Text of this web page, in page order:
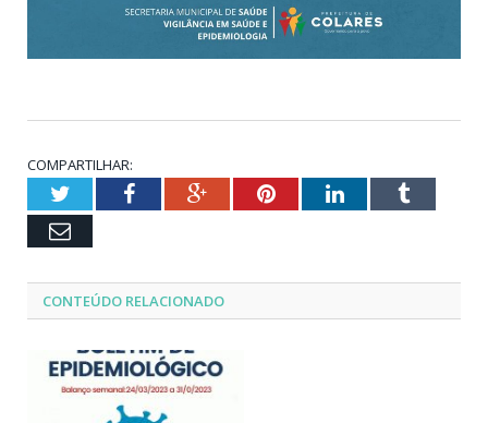
COMPARTILHAR:
TwitterFacebookGoogle+PinterestLinkedInTumblr
Email
CONTEÚDO RELACIONADO